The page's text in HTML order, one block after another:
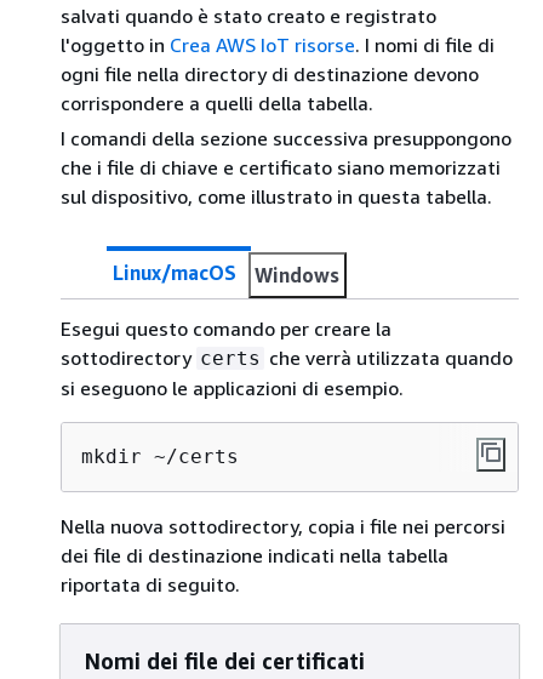
salvati quando è stato creato e registrato
l'oggetto in Crea AWS IoT risorse. I nomi di file di
ogni file nella directory di destinazione devono
corrispondere a quelli della tabella.
I comandi della sezione successiva presuppongono
che i file di chiave e certificato siano memorizzati
sul dispositivo, come illustrato in questa tabella.
Linux/macOS Windows
Esegui questo comando per creare la
sottodirectory certs che verrà utilizzata quando
si eseguono le applicazioni di esempio.
mkdir ~/certs
Nella nuova sottodirectory, copia i file nei percorsi
dei file di destinazione indicati nella tabella
riportata di seguito.
Nomi dei file dei certificati